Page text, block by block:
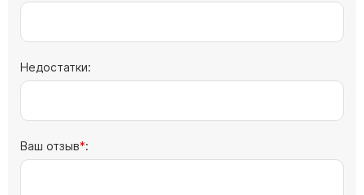
Памятники в форме волны
Памятники в форме скалы
Недостатки:
Ваш отзыв :